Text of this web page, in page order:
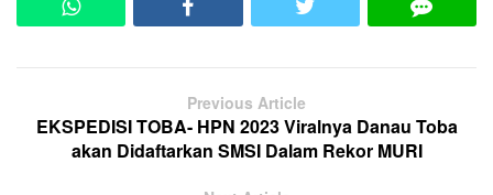
Previous Article
EKSPEDISI TOBA- HPN 2023 Viralnya Danau Toba
akan Didaftarkan SMSI Dalam Rekor MURI